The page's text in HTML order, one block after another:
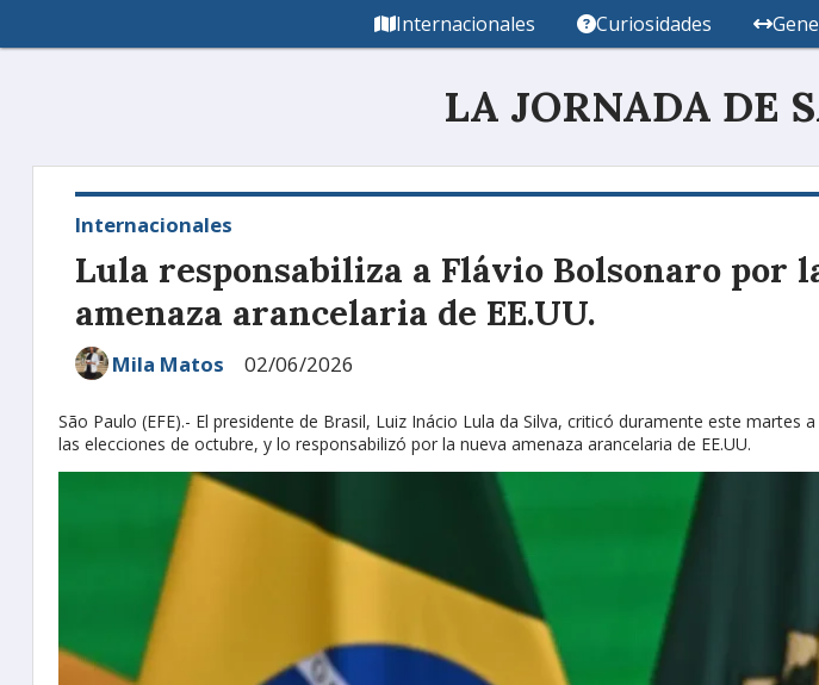
LA JORNADA DE
Internacionales Curiosidades
Lula responsabiliza a Flávio Bolsonaro por
amenaza arancelaria de EE.UU.
Internacionales
02/06/2026
Mila Matos
São Paulo (EFE).- El presidente de Brasil, Luiz Inácio Lula da Silva, criticó duramente este martes
las elecciones de octubre, y lo responsabilizó por la nueva amenaza arancelaria de EE.UU.